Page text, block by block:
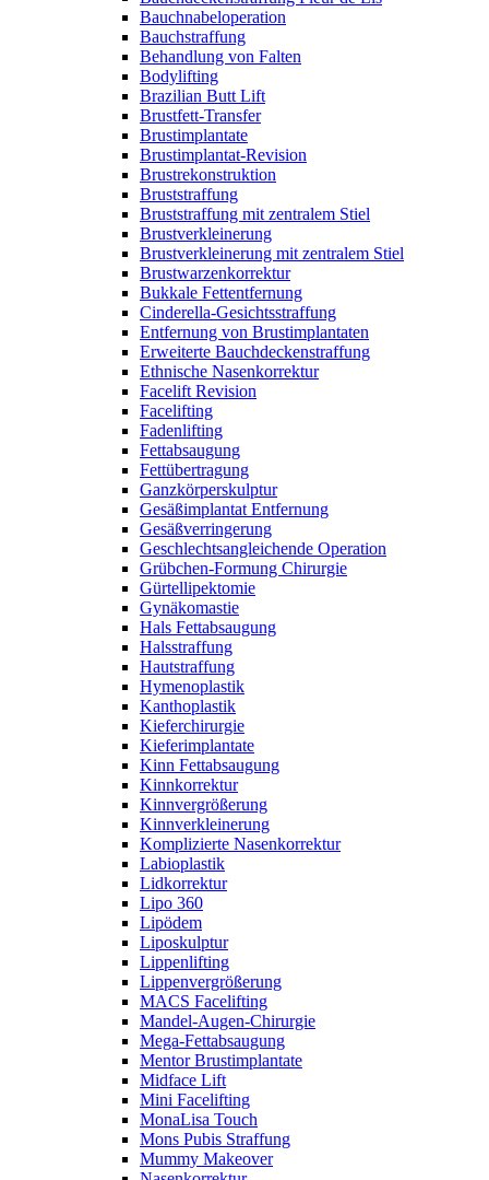
Bauchnabeloperation
Bauchstraffung
Behandlung von Falten
Bodylifting
Brazilian Butt Lift
Brustfett-Transfer
Brustimplantate
Brustimplantat-Revision
Brustrekonstruktion
Bruststraffung
Bruststraffung mit zentralem Stiel
Brustverkleinerung
Brustverkleinerung mit zentralem Stiel
Brustwarzenkorrektur
Bukkale Fettentfernung
Cinderella-Gesichtsstraffung
Entfernung von Brustimplantaten
Erweiterte Bauchdeckenstraffung
Ethnische Nasenkorrektur
Facelift Revision
Facelifting
Fadenlifting
Fettabsaugung
Fettübertragung
Ganzkörperskulptur
Gesäßimplantat Entfernung
Gesäßverringerung
Geschlechtsangleichende Operation
Grübchen-Formung Chirurgie
Gürtellipektomie
Gynäkomastie
Hals Fettabsaugung
Halsstraffung
Hautstraffung
Hymenoplastik
Kanthoplastik
Kieferchirurgie
Kieferimplantate
Kinn Fettabsaugung
Kinnkorrektur
Kinnvergrößerung
Kinnverkleinerung
Komplizierte Nasenkorrektur
Labioplastik
Lidkorrektur
Lipo 360
Lipödem
Liposkulptur
Lippenlifting
Lippenvergrößerung
MACS Facelifting
Mandel-Augen-Chirurgie
Mega-Fettabsaugung
Mentor Brustimplantate
Midface Lift
Mini Facelifting
MonaLisa Touch
Mons Pubis Straffung
Mummy Makeover